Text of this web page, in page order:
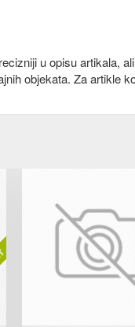
u opisu artikala,
objekata. Za artikle